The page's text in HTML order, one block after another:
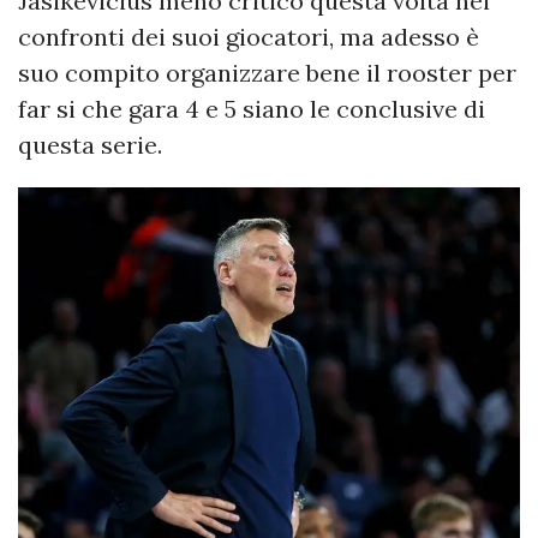
confronti dei suoi giocatori, ma adesso è
suo compito organizzare bene il rooster per
far si che gara 4 e 5 siano le conclusive di
questa serie.